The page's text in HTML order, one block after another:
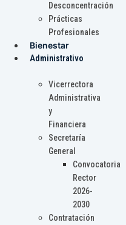
Desconcentración
Prácticas
Profesionales
Bienestar
Administrativo
Vicerrectora
Administrativa
y
Financiera
Secretaría
General
Convocatoria
Rector
2026-
2030
Contratación